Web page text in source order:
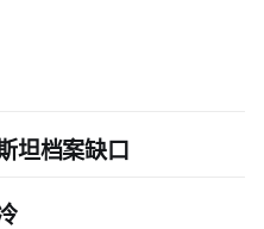
坦档案缺口